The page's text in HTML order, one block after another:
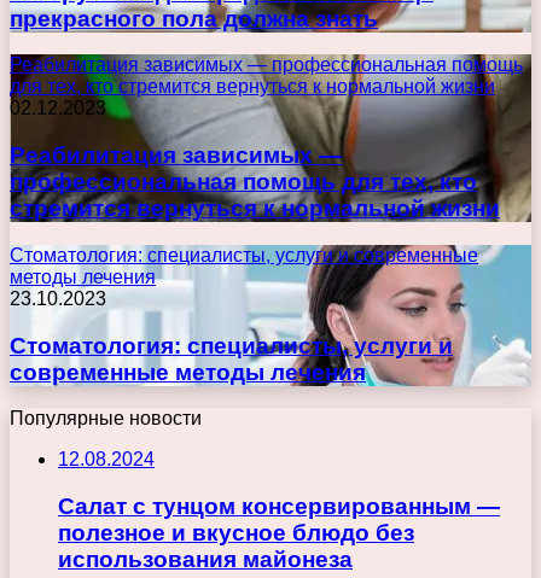
прекрасного пола должна знать
Реабилитация зависимых — профессиональная помощь
для тех, кто стремится вернуться к нормальной жизни
02.12.2023
Реабилитация зависимых —
профессиональная помощь для тех, кто
стремится вернуться к нормальной жизни
Стоматология: специалисты, услуги и современные
методы лечения
23.10.2023
Стоматология: специалисты, услуги и
современные методы лечения
Популярные новости
12.08.2024
Салат с тунцом консервированным —
полезное и вкусное блюдо без
использования майонеза